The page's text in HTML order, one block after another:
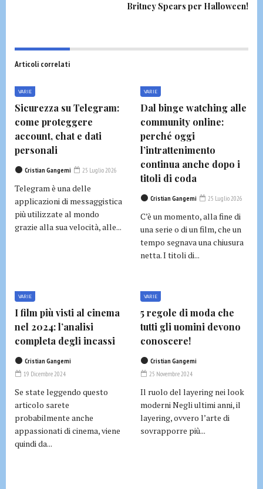
Britney Spears per Halloween!
Articoli correlati
VARIE
Sicurezza su Telegram:
come proteggere
account, chat e dati
personali
Cristian Gangemi 25 Luglio 2026
Telegram è una delle
applicazioni di messaggistica
più utilizzate al mondo
grazie alla sua velocità, alle...
VARIE
Dal binge watching alle
community online:
perché oggi
l’intrattenimento
continua anche dopo i
titoli di coda
Cristian Gangemi 25 Luglio 2026
C’è un momento, alla fine di
una serie o di un film, che un
tempo segnava una chiusura
netta. I titoli di...
VARIE
I film più visti al cinema
nel 2024: l’analisi
completa degli incassi
Cristian Gangemi
19 Dicembre 2024
Se state leggendo questo
articolo sarete
probabilmente anche
appassionati di cinema, viene
quindi da...
VARIE
5 regole di moda che
tutti gli uomini devono
conoscere!
Cristian Gangemi
25 Novembre 2024
Il ruolo del layering nei look
moderni Negli ultimi anni, il
layering, ovvero l’arte di
sovrapporre più...